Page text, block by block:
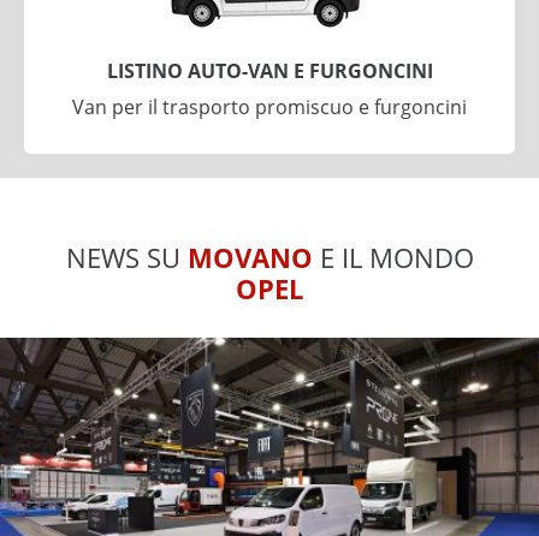
LISTINO AUTO-VAN E FURGONCINI
Van per il trasporto promiscuo e furgoncini
NEWS SU MOVANO E IL MONDO
OPEL